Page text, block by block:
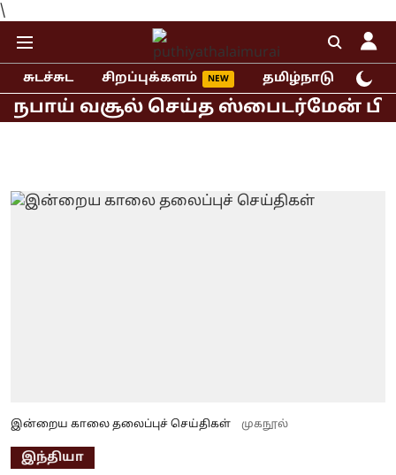
\
சுடச்சுட சிறப்புக்களம் தமிழ்நாடு
வசூல் செய்த ஸ்பைடர்மேன்
இன்றைய காலை தலைப்புச் செய்திகள் முகநூல்
இந்தியா